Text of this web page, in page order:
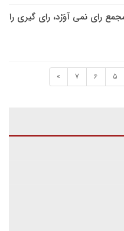
رای نمی آوَرْد، رای گیری را
5
6
7
»